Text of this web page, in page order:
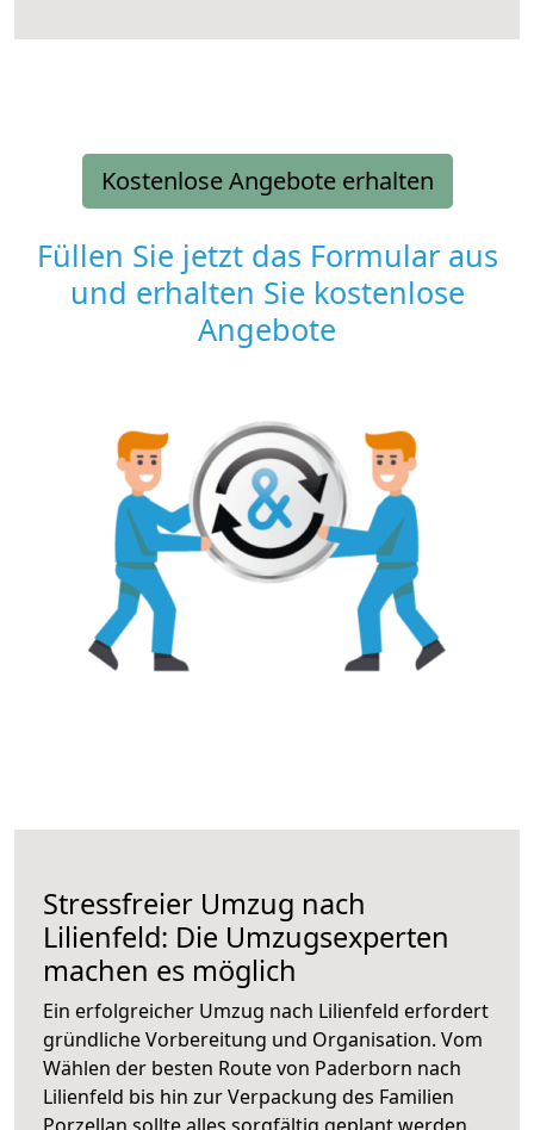
Kostenlose Angebote erhalten
Füllen Sie jetzt das Formular aus
und erhalten Sie kostenlose
Angebote
Stressfreier Umzug nach
Lilienfeld: Die Umzugsexperten
machen es möglich
Ein erfolgreicher Umzug nach Lilienfeld erfordert
gründliche Vorbereitung und Organisation. Vom
Wählen der besten Route von Paderborn nach
Lilienfeld bis hin zur Verpackung des Familien